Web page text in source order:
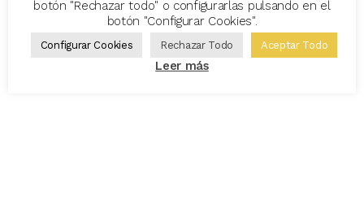
botón "Rechazar todo" o configurarlas pulsando en el
botón "Configurar Cookies".
Configurar Cookies Rechazar Todo Aceptar Todo
Leer más